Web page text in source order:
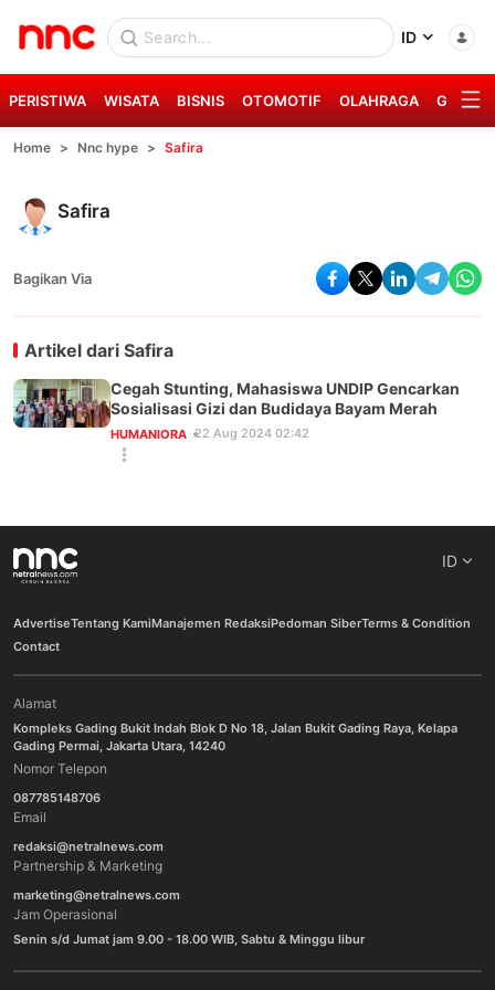
ID
PERISTIWA WISATA BISNIS OTOMOTIF OLAHRAGA GAYA
Home Nnc hype Safira
Safira
Bagikan Via
Artikel dari Safira
Cegah Stunting, Mahasiswa UNDIP Gencarkan
Sosialisasi Gizi dan Budidaya Bayam Merah
HUMANIORA 22 Aug 2024 02:42
ID
AdvertiseTentang KamiManajemen RedaksiPedoman SiberTerms & Condition
Contact
Alamat
Kompleks Gading Bukit Indah Blok D No 18, Jalan Bukit Gading Raya, Kelapa
Gading Permai, Jakarta Utara, 14240
Nomor Telepon
087785148706
Email
redaksi@netralnews.com
Partnership & Marketing
marketing@netralnews.com
Jam Operasional
Senin s/d Jumat jam 9.00 - 18.00 WIB, Sabtu & Minggu libur